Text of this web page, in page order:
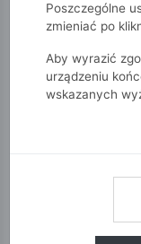
Poszczególne
zmieniać po
Aby wyrazić
urządzeniu
wskazanych